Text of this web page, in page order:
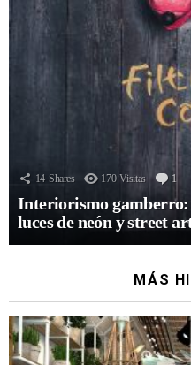
14 Shares 170 Visitas 1
Interiorismo gamberro:
luces de neón y street
MÁS